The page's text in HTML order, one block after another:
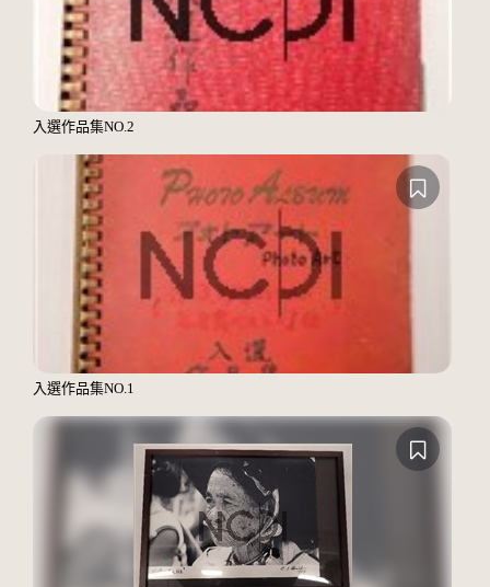
入選作品集NO.2
入選作品集NO.1